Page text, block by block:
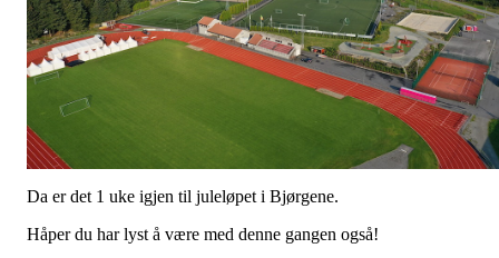
Da er det 1 uke igjen til juleløpet i Bjørgene.
Håper du har lyst å være med denne gangen også!